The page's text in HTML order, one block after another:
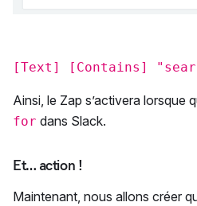
[Text] [Contains]
Ainsi, le Zap s’activera lorsque
for dans Slack.
Et… action !
Maintenant, nous allons créer